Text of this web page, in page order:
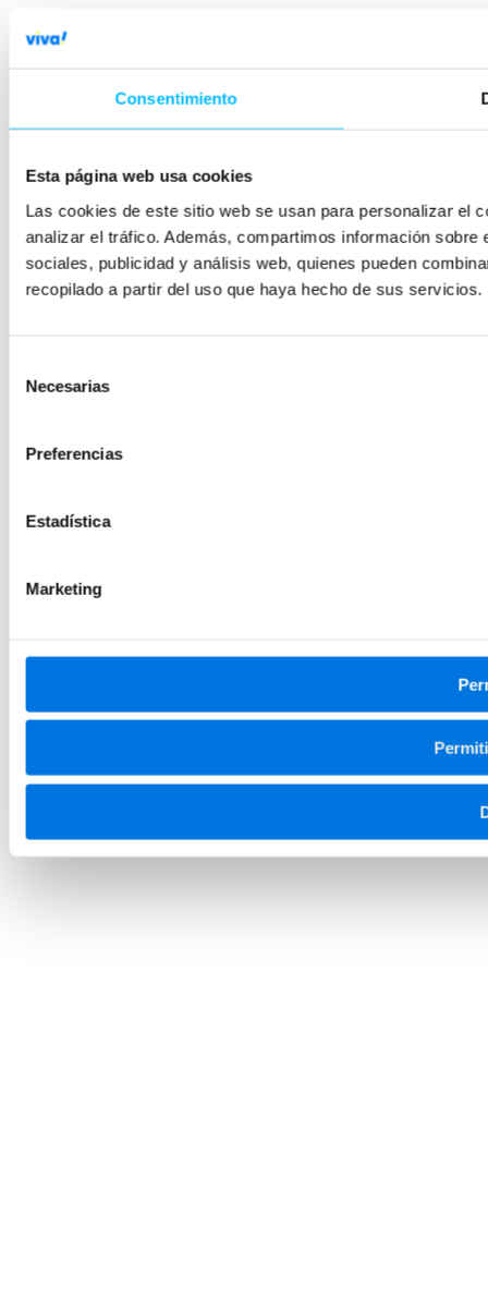
Consentimiento
Esta página web usa cookies
Las cookies de este sitio web se usan para personalizar el
analizar el tráfico. Además, compartimos información
sociales, publicidad y análisis web, quienes pueden
recopilado a partir del uso que haya hecho de sus servicios.
Necesarias
Preferencias
Estadística
Marketing
Política de privacidad
Política de cookies
Condiciones generales
Aviso Legal
DIGITAL STRATEGY & CONVERSION